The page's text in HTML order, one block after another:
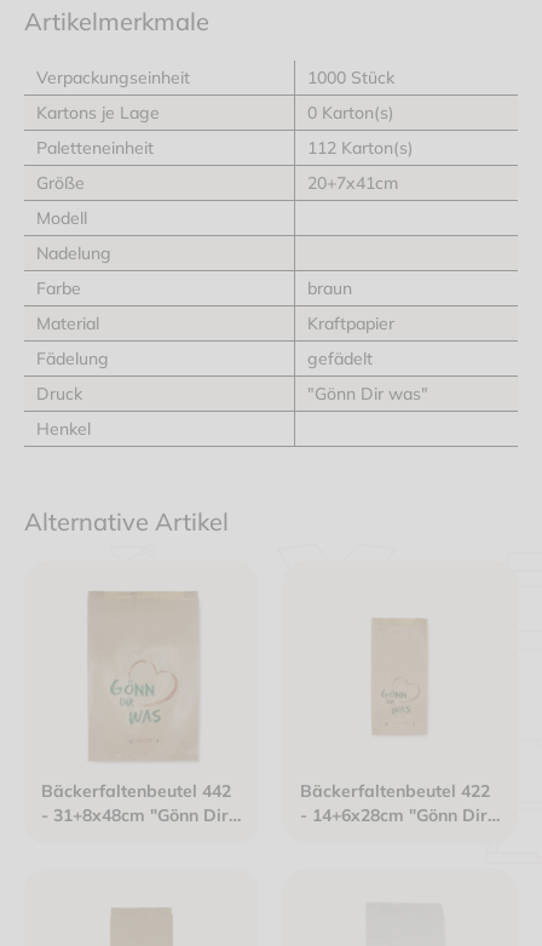
Artikelmerkmale
Verpackungseinheit
1000 Stück
Kartons je Lage
0 Karton(s)
Paletteneinheit
112 Karton(s)
Größe
20+7x41cm
Modell
Nadelung
Farbe
braun
Material
Kraftpapier
Fädelung
gefädelt
Druck
"Gönn Dir was"
Henkel
Alternative Artikel
Bäckerfaltenbeutel 442
- 31+8x48cm "Gönn Dir
Bäckerfaltenbeutel 422
- 14+6x28cm "Gönn Dir